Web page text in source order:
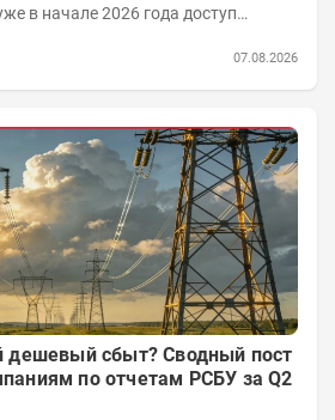
в начале 2026 года доступ
07.08.2026
дешевый сбыт? Сводный пост
по отчетам РСБУ за Q2